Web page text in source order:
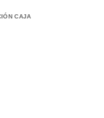
CAJA